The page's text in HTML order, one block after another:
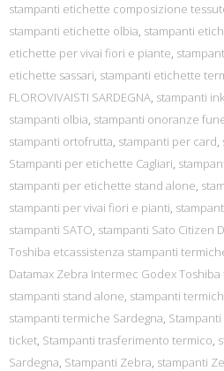
stampanti etichette composizione
stampanti etichette olbia, stampanti
etichette per vivai fiori e piante,
etichette sassari, stampanti etichette
FLOROVIVAISTI SARDEGNA, stampanti
stampanti olbia, stampanti onoranze
stampanti ortofrutta, stampanti per card,
Stampanti per etichette Cagliari,
stampanti per etichette stand alone,
stampanti per vivai fiori e pianti,
stampanti SATO, stampanti Sato Citizen
Toshiba etcassistenza stampanti
Datamax Zebra Intermec Godex Toshiba
stampanti stand alone, stampanti
stampanti termiche Sardegna,
ticket, Stampanti trasferimento termico,
Sardegna, Stampanti Zebra, stampanti